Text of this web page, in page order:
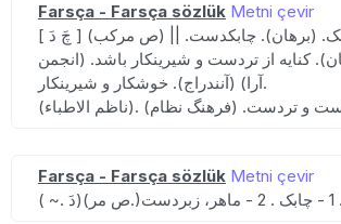
Farsça - Farsça sözlük Metni çevir
[ چَ دَ ] (ص مرکب) بمعنی جلد و چابک. (برهان). چابکدست. ||
کنایه از تردست و شیرینکار باشد. (انجمن
آرا) (آنندراج). خوشکار و شیرینکار.
Farsça - Farsça sözlük Metni çevir
( ~. دَ)(ص مر.)1 - چابک . 2 - ماهر، زبردست .